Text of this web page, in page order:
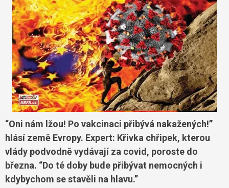
“Oni nám lžou! Po vakcinaci přibývá nakažených!”
hlásí země Evropy. Expert: Křivka chřipek, kterou
vlády podvodně vydávají za covid, poroste do
března. “Do té doby bude přibývat nemocných i
kdybychom se stavěli na hlavu.”